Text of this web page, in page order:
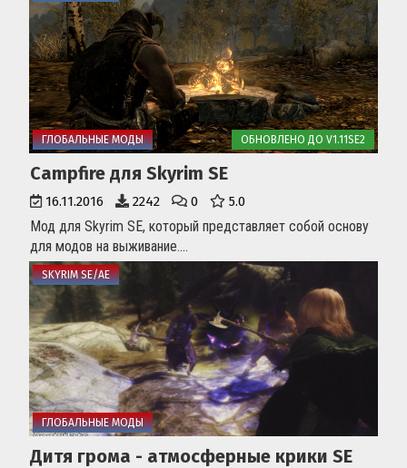
ГЛОБАЛЬНЫЕ МОДЫ ОБНОВЛЕНО ДО V1.11SE2
Campfire для Skyrim SE
16.11.2016 2242 0 5.0
Мод для Skyrim SE, который представляет собой основу
для модов на выживание....
SKYRIM SE/AE
ГЛОБАЛЬНЫЕ МОДЫ
Дитя грома - атмосферные крики SE